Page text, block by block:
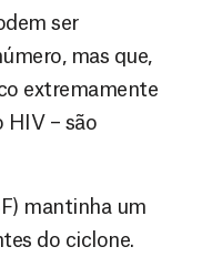
ser
mas que,
extremamente
HIV – são
mantinha um
do ciclone.